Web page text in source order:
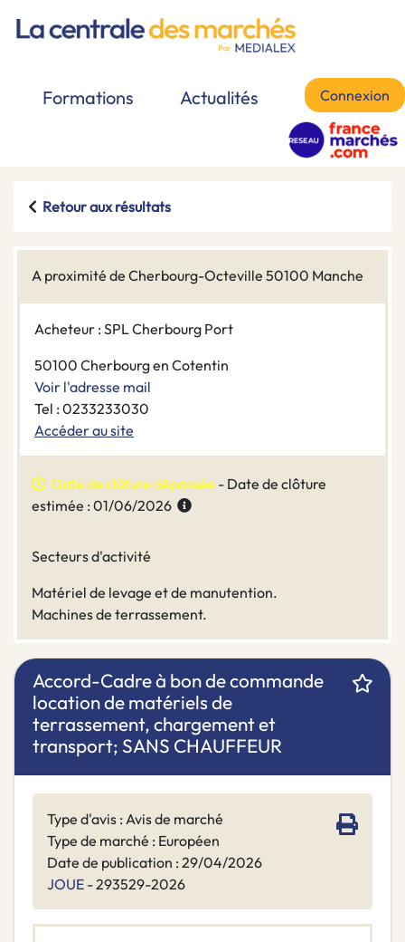
Formations Actualités Connexion
Retour aux résultats
A proximité de Cherbourg-Octeville 50100 Manche
Acheteur : SPL Cherbourg Port
50100 Cherbourg en Cotentin
Voir l'adresse mail
Tel : 0233233030
Accéder au site
Date de clôture dépassée - Date de clôture
estimée : 01/06/2026
Secteurs d'activité
Matériel de levage et de manutention.
Machines de terrassement.
Accord-Cadre à bon de commande
location de matériels de
terrassement, chargement et
transport; SANS CHAUFFEUR
Type d'avis : Avis de marché
Type de marché : Européen
Date de publication : 29/04/2026
JOUE - 293529-2026